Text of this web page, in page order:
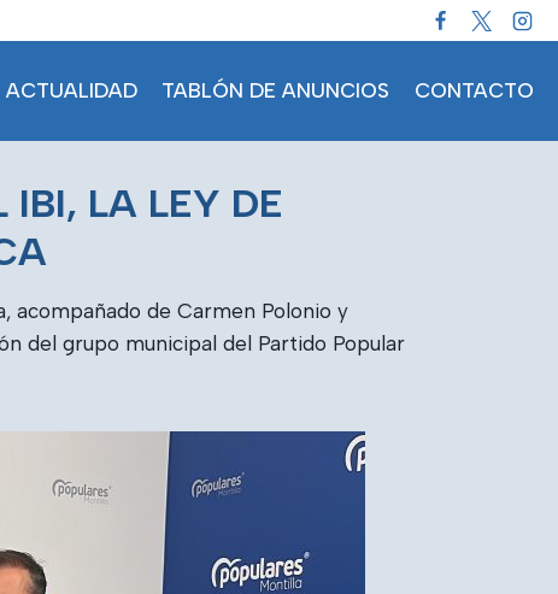
ACTUALIDAD TABLÓN DE ANUNCIOS CONTACTO
IBI, LA LEY DE
acompañado de Carmen Polonio y
del grupo municipal del Partido Popular